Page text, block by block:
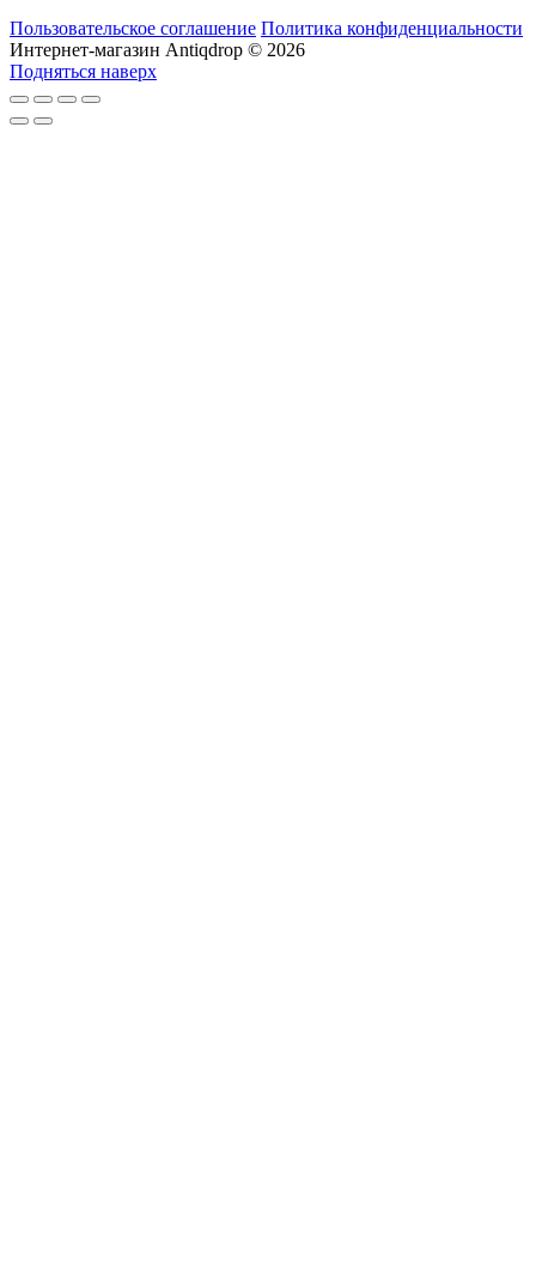
Пользовательское соглашение Политика конфиденциальности
Интернет-магазин Antiqdrop © 2026
Подняться наверх